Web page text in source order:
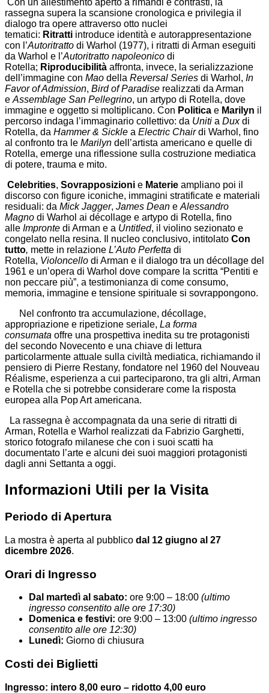
Con un allestimento aperto a rimandi e contrasti, la
rassegna supera la scansione cronologica e privilegia il
dialogo tra opere attraverso otto nuclei
tematici: Ritratti introduce identità e autorappresentazione
con l’Autoritratto di Warhol (1977), i ritratti di Arman eseguiti
da Warhol e l’Autoritratto napoleonico di
Rotella; Riproducibilità affronta, invece, la serializzazione
dell’immagine con Mao della Reversal Series di Warhol, In
Favor of Admission, Bird of Paradise realizzati da Arman
e Assemblage San Pellegrino, un artypo di Rotella, dove
immagine e oggetto si moltiplicano. Con Politica e Marilyn il
percorso indaga l’immaginario collettivo: da Uniti a Duxdi
Rotella, da Hammer & Sickle a Electric Chairdi Warhol, fino
al confronto tra le Marilyn dell’artista americano e quelle di
Rotella, emerge una riflessione sulla costruzione mediatica
di potere, trauma e mito.
Celebrities, Sovrapposizioni e Materie ampliano poi il
discorso con figure iconiche, immagini stratificate e materiali
residuali: da Mick Jagger, James Dean e Alessandro
Magno di Warhol ai décollage e artypo di Rotella, fino
alle Impronte di Arman e a Untitled, il violino sezionato e
congelato nella resina. Il nucleo conclusivo, intitolato Con
tutto, mette in relazione L’Auto Perfetta di
Rotella, Violoncello di Arman e il dialogo tra un décollage del
1961 e un’opera di Warhol dove compare la scritta “Pentiti e
non peccare più”, a testimonianza di come consumo,
memoria, immagine e tensione spirituale si sovrappongono.
Nel confronto tra accumulazione, décollage,
appropriazione e ripetizione seriale, La forma
consumata offre una prospettiva inedita su tre protagonisti
del secondo Novecento e una chiave di lettura
particolarmente attuale sulla civiltà mediatica, richiamando il
pensiero di Pierre Restany, fondatore nel 1960 del Nouveau
Réalisme, esperienza a cui parteciparono, tra gli altri, Arman
e Rotella che si potrebbe considerare come la risposta
europea alla Pop Art americana.
La rassegna è accompagnata da una serie di ritratti di
Arman, Rotella e Warhol realizzati da Fabrizio Garghetti,
storico fotografo milanese che con i suoi scatti ha
documentato l’arte e alcuni dei suoi maggiori protagonisti
dagli anni Settanta a oggi.
Informazioni Utili per la Visita
Periodo di Apertura
La mostra è aperta al pubblico dal 12 giugno al 27
dicembre 2026.
Orari di Ingresso
Dal martedì al sabato: ore 9:00 – 18:00 (ultimo
ingresso consentito alle ore 17:30)
Domenica e festivi: ore 9:00 – 13:00 (ultimo ingresso
consentito alle ore 12:30)
Lunedì: Giorno di chiusura
Costi dei Biglietti
Ingresso: intero 8,00 euro – ridotto 4,00 euro